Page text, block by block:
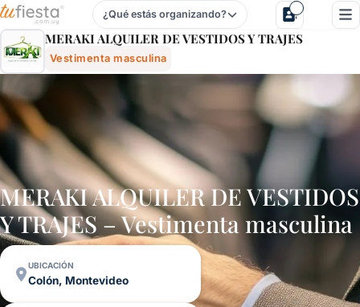
Meraki Alquiler De Vestidos Y Trajes - Vestimenta
¿Qué estás organizando?
MERAKI ALQUILER DE VESTIDOS Y TRAJES
Vestimenta masculina
MERAKI ALQUILER DE VESTIDOS
Y TRAJES – Vestimenta masculina
UBICACIÓN
Colón, Montevideo